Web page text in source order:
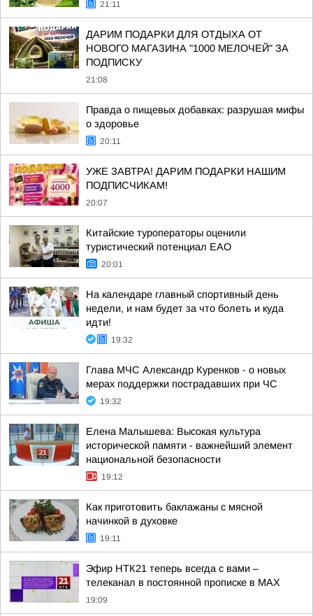
21:11
ДАРИМ ПОДАРКИ ДЛЯ ОТДЫХА ОТ
НОВОГО МАГАЗИНА "1000 МЕЛОЧЕЙ" ЗА
ПОДПИСКУ
21:08
Правда о пищевых добавках: разрушая мифы
о здоровье
20:11
УЖЕ ЗАВТРА! ДАРИМ ПОДАРКИ НАШИМ
ПОДПИСЧИКАМ!
20:07
Китайские туроператоры оценили
туристический потенциал ЕАО
20:01
На календаре главный спортивный день
недели, и нам будет за что болеть и куда
идти!
19:32
Глава МЧС Александр Куренков - о новых
мерах поддержки пострадавших при ЧС
19:32
Елена Малышева: Высокая культура
исторической памяти - важнейший элемент
национальной безопасности
19:12
Как приготовить баклажаны с мясной
начинкой в духовке
19:11
Эфир НТК21 теперь всегда с вами –
телеканал в постоянной прописке в МАХ
19:09